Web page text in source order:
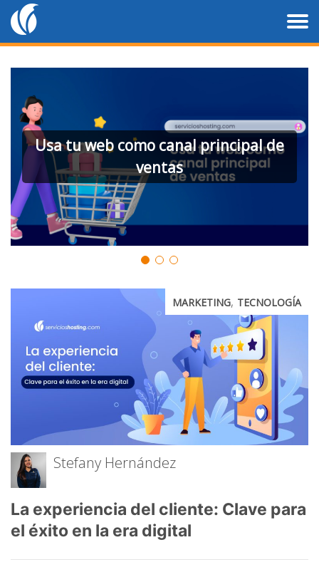
Usa tu web como canal principal de
ventas
MARKETING, TECNOLOGÍA
Stefany Hernández
La experiencia del cliente: Clave para
el éxito en la era digital